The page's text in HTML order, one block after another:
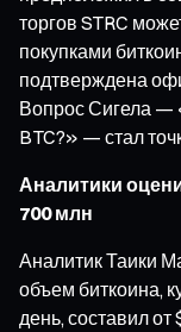
торгов STRC
покупками
подтверждена
Вопрос Сигела —
BTC?» — стал
Аналитики
700 млн
Аналитик Таики
объем биткоина,
день, составил